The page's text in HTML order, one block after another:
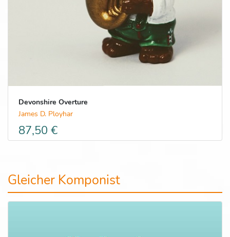
Devonshire Overture
James D. Ployhar
87,50 €
Gleicher Komponist